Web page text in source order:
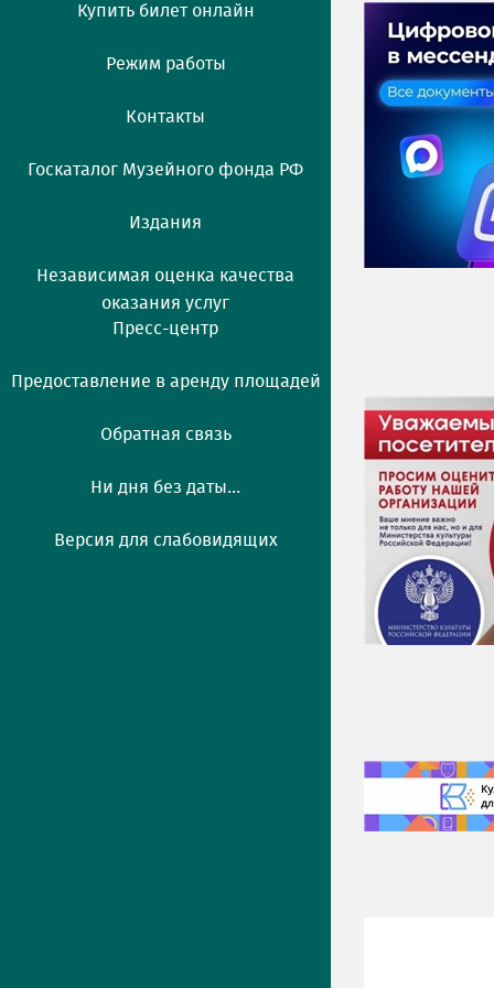
Купить билет онлайн
Режим работы
Контакты
Госкаталог Музейного фонда РФ
Издания
Независимая оценка качества
оказания услуг
Пресс-центр
Предоставление в аренду площадей
Обратная связь
Ни дня без даты...
Версия для слабовидящих